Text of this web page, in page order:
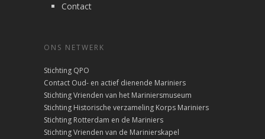
Contact
ONS NETWERK
Stichting QPO
Contact Oud- en actief dienende Mariniers
Stichting Vrienden van het Mariniersmuseum
Stichting Historische verzameling Korps Mariniers
Stichting Rotterdam en de Mariniers
Stichting Vrienden van de Marinierskapel